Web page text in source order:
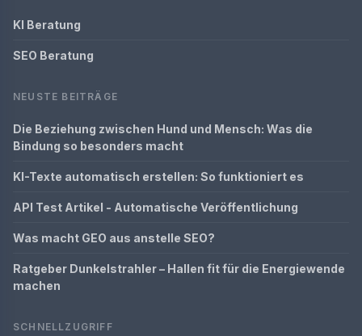
KI Beratung
SEO Beratung
NEUSTE BEITRÄGE
Die Beziehung zwischen Hund und Mensch: Was die
Bindung so besonders macht
KI-Texte automatisch erstellen: So funktioniert es
API Test Artikel - Automatische Veröffentlichung
Was macht GEO aus anstelle SEO?
Ratgeber Dunkelstrahler – Hallen fit für die Energiewende
machen
SCHNELLZUGRIFF